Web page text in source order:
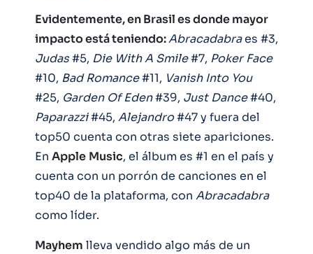
Evidentemente, en Brasil es donde mayor
impacto está teniendo:Abracadabraes #3,
Judas#5, Die With A Smile#7, Poker Face
#10, Bad Romance#11, Vanish Into You
#25, Garden Of Eden#39, Just Dance#40,
Paparazzi#45, Alejandro#47 y fuera del
top50 cuenta con otras siete apariciones.
En Apple Music, el álbum es #1 en el país y
cuenta con un porrón de canciones en el
top40 de la plataforma, con Abracadabra
como líder.
Mayhem lleva vendido algo más de un